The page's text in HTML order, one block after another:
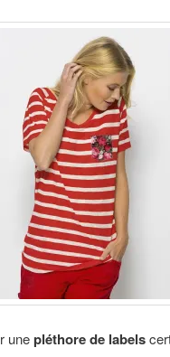
unepléthore de labels